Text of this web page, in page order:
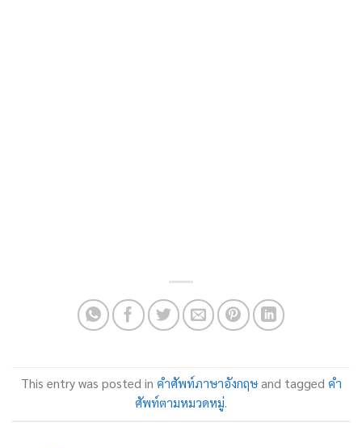
This entry was posted in คำศัพท์ภาษาอังกฤษand tagged คำ
ศัพท์ตามหมวดหมู่.